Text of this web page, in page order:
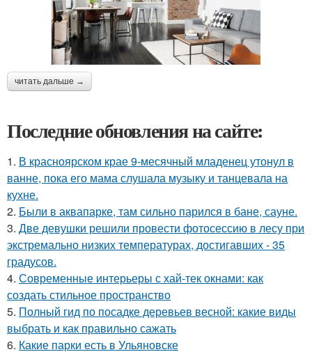
читать дальше →
Последние обновления на сайте:
1. В красноярском крае 9-месячный младенец утонул в
ванне, пока его мама слушала музыку и танцевала на
кухне.
2. Были в аквапарке, там сильно парился в бане, сауне.
3. Две девушки решили провести фотосессию в лесу при
экстремально низких температурах, достигавших - 35
градусов.
4. Современные интерьеры с хай-тек окнами: как
создать стильное пространство
5. Полный гид по посадке деревьев весной: какие виды
выбрать и как правильно сажать
6. Какие парки есть в Ульяновске